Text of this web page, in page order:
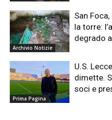
Archivio Notizie
San
la torre:
degrado
Prima Pagina
U.S.
dimette.
soci e